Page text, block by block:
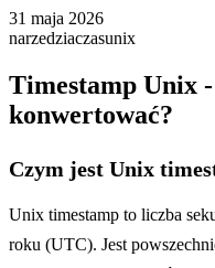
31 maja 2026
narzedziaczasunix
Timestamp Unix
konwertować?
Czym jest Unix
Unix timestamp to liczba
roku (UTC). Jest